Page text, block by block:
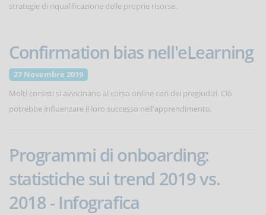
strategie di riqualificazione delle proprie risorse.
Confirmation bias nell'eLearning
27 Novembre 2019
Molti corsisti si avvicinano al corso online con dei pregiudizi. Ciò
potrebbe influenzare il loro successo nell'apprendimento.
Programmi di onboarding:
statistiche sui trend 2019 vs.
2018 - Infografica